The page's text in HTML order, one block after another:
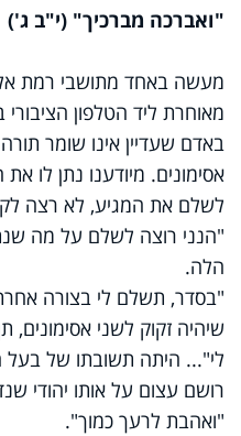
"ואברכה מברכיך" (י"ב ג')
מעשה באחד מתושבי רמת
מאוחרת ליד הטלפון
באדם שעדיין אינו שומר
אסימונים. מיודענו נתן לו
לשלם את המגיע, לא רצה
"הנני רוצה לשלם על מה
הלה.
"בסדר, תשלם לי בצורה
שיהיה זקוק לשני אסימונים,
לי"... היתה תשובתו של בעל
רושם עצום על אותו יהודי
"ואהבת לרעך כמוך".